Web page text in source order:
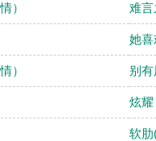
） 难言
她喜
） 别
炫耀
软肋